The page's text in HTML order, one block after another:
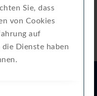
Sie, dass
von Cookies
auf
Dienste haben